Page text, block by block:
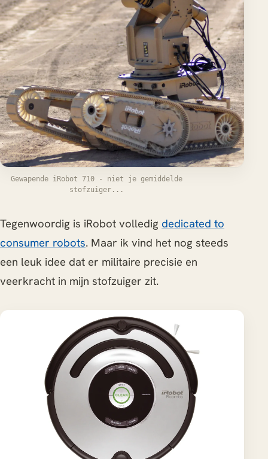
Gewapende iRobot 710 - niet je gemiddelde
stofzuiger...
Tegenwoordig is iRobot volledig dedicated to
consumer robots. Maar ik vind het nog steeds
een leuk idee dat er militaire precisie en
veerkracht in mijn stofzuiger zit.